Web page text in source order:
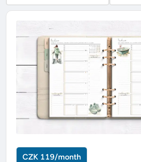
CZK 119/month